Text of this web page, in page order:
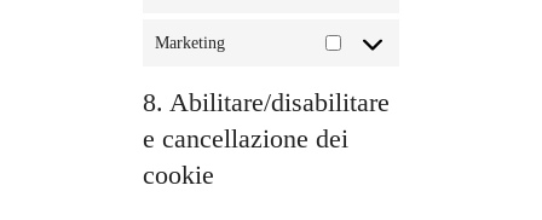
Marketing
8. Abilitare/disabilitare
e cancellazione dei
cookie